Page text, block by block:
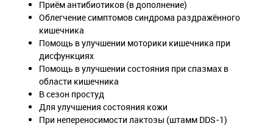
Приём антибиотиков (в дополнение)
Облегчение симптомов синдрома раздражённого
кишечника
Помощь в улучшении моторики кишечника при
дисфункциях
Помощь в улучшении состояния при спазмах в
области кишечника
В сезон простуд
Для улучшения состояния кожи
При непереносимости лактозы (штамм DDS-1)